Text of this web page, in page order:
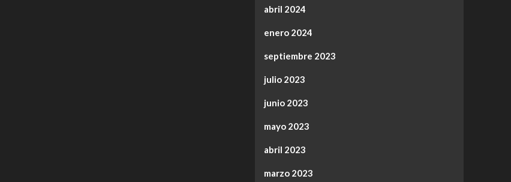
abril 2024
enero 2024
septiembre 2023
julio 2023
junio 2023
mayo 2023
abril 2023
marzo 2023